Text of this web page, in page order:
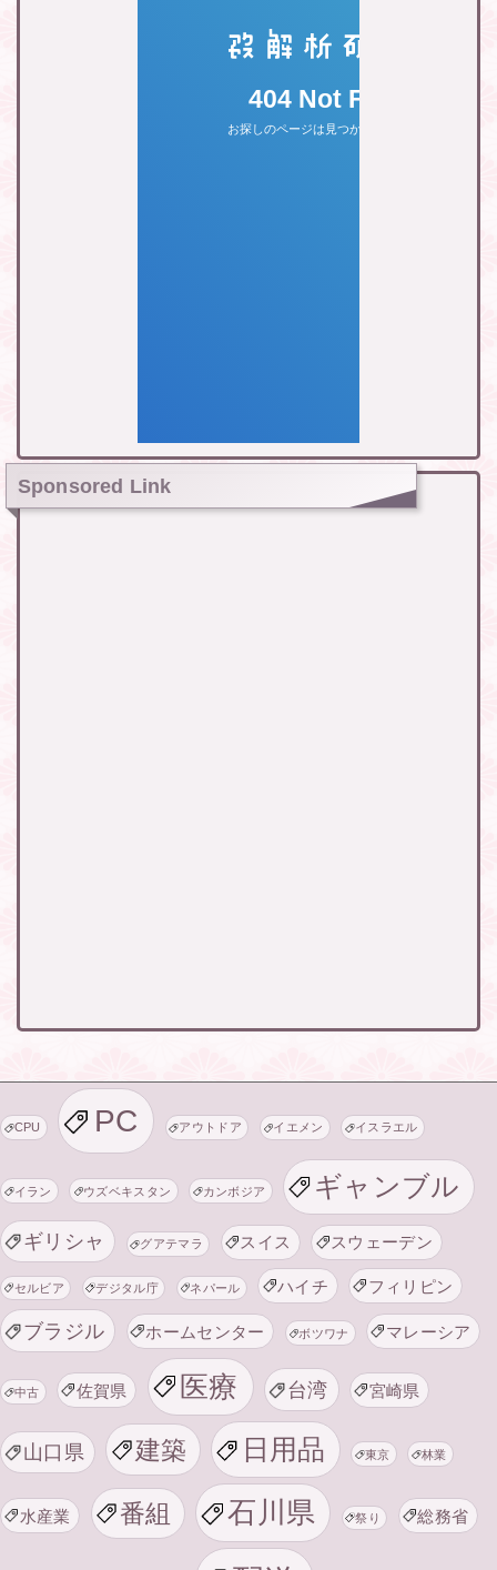
Sponsored Link
CPU PC アウトドア イエメン イスラエル
イラン ウズベキスタン カンボジア ギャンブル
ギリシャ グアテマラ スイス スウェーデン
セルビア デジタル庁 ネパール ハイチ フィリピン
ブラジル ホームセンター ボツワナ マレーシア
中古 佐賀県 医療 台湾 宮崎県
山口県 建築 日用品 東京 林業
水産業 番組 石川県 祭り 総務省